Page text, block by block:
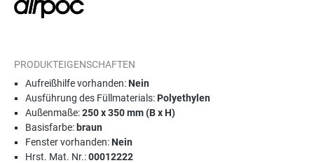
PRODUKTEIGENSCHAFTEN
Aufreißhilfe vorhanden:Nein
Ausführung des Füllmaterials:Polyethylen
Außenmaße:250 x 350 mm (B x H)
Basisfarbe: braun
Fenster vorhanden:Nein
Hrst. Mat. Nr.:00012222